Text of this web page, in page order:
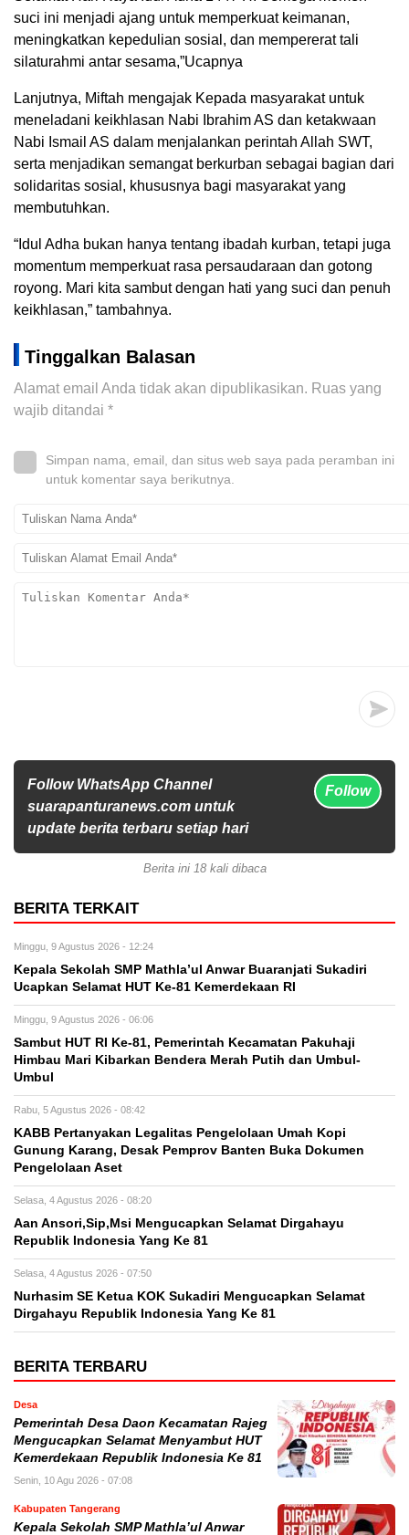
suci ini menjadi ajang untuk memperkuat keimanan,
meningkatkan kepedulian sosial, dan mempererat tali
silaturahmi antar sesama,”Ucapnya
Lanjutnya, Miftah mengajak Kepada masyarakat untuk
meneladani keikhlasan Nabi Ibrahim AS dan ketakwaan
Nabi Ismail AS dalam menjalankan perintah Allah SWT,
serta menjadikan semangat berkurban sebagai bagian dari
solidaritas sosial, khususnya bagi masyarakat yang
membutuhkan.
“Idul Adha bukan hanya tentang ibadah kurban, tetapi juga
momentum memperkuat rasa persaudaraan dan gotong
royong. Mari kita sambut dengan hati yang suci dan penuh
keikhlasan,” tambahnya.
Tinggalkan Balasan
Alamat email Anda tidak akan dipublikasikan. Ruas yang
wajib ditandai *
Simpan nama, email, dan situs web saya pada peramban ini
untuk komentar saya berikutnya.
Follow WhatsApp Channel
suarapanturanews.com untuk
update berita terbaru setiap hari
Follow
Berita ini 18 kali dibaca
BERITA TERKAIT
Minggu, 9 Agustus 2026 - 12:24
Kepala Sekolah SMP Mathla’ul Anwar Buaranjati Sukadiri
Ucapkan Selamat HUT Ke-81 Kemerdekaan RI
Minggu, 9 Agustus 2026 - 06:06
Sambut HUT RI Ke-81, Pemerintah Kecamatan Pakuhaji
Himbau Mari Kibarkan Bendera Merah Putih dan Umbul-
Umbul
Rabu, 5 Agustus 2026 - 08:42
KABB Pertanyakan Legalitas Pengelolaan Umah Kopi
Gunung Karang, Desak Pemprov Banten Buka Dokumen
Pengelolaan Aset
Selasa, 4 Agustus 2026 - 08:20
Aan Ansori,Sip,Msi Mengucapkan Selamat Dirgahayu
Republik Indonesia Yang Ke 81
Selasa, 4 Agustus 2026 - 07:50
Nurhasim SE Ketua KOK Sukadiri Mengucapkan Selamat
Dirgahayu Republik Indonesia Yang Ke 81
BERITA TERBARU
Desa
Pemerintah Desa Daon Kecamatan Rajeg
Mengucapkan Selamat Menyambut HUT
Kemerdekaan Republik Indonesia Ke 81
Senin, 10 Agu 2026 - 07:08
Kabupaten Tangerang
Kepala Sekolah SMP Mathla’ul Anwar